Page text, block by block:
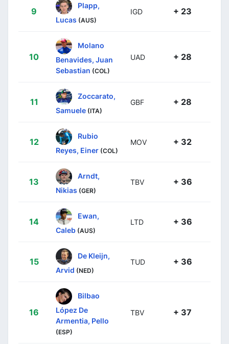
9
Plapp,
Lucas (AUS)
IGD + 23
10
Molano
Benavides, Juan
Sebastian (COL)
UAD + 28
11
Zoccarato,
Samuele (ITA)
GBF + 28
12
Rubio
Reyes, Einer (COL)
MOV + 32
13
Arndt,
Nikias (GER)
TBV + 36
14
Ewan,
Caleb (AUS)
LTD + 36
15
De Kleijn,
Arvid (NED)
TUD + 36
16
Bilbao
López De
Armentia, Pello
(ESP)
TBV + 37